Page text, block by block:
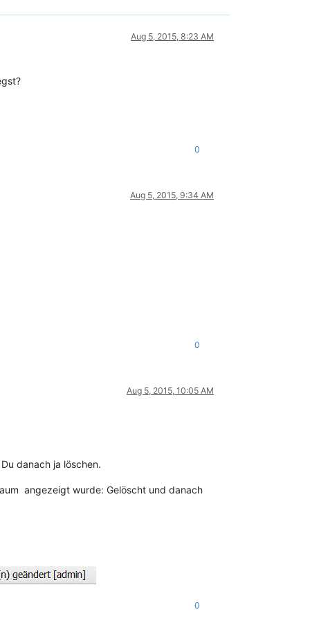
Aug 5, 2015, 8:23 AM
0
Aug 5, 2015, 9:34 AM
0
Aug 5, 2015, 10:05 AM
danach ja löschen.
angezeigt wurde: Gelöscht und danach
0